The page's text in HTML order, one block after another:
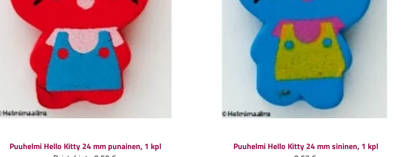
Puuhelmi Hello Kitty 24 mm punainen, 1 kpl
Puuhelmi Hello Kitty 24 mm sininen, 1 kpl